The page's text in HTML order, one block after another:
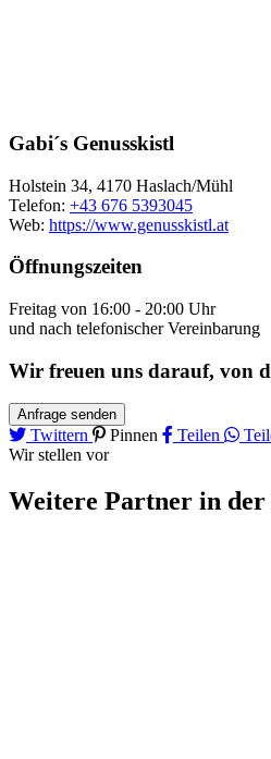
Gabi´s Genusskistl
Holstein 34, 4170 Haslach/Mühl
Telefon: +43 676 5393045
Web: https://www.genusskistl.at
Öffnungszeiten
Freitag von 16:00 - 20:00 Uhr
und nach telefonischer Vereinbarung
Wir freuen uns darauf, von
Anfrage senden
Twittern Pinnen Teilen
Wir stellen vor
Weitere Partner in der